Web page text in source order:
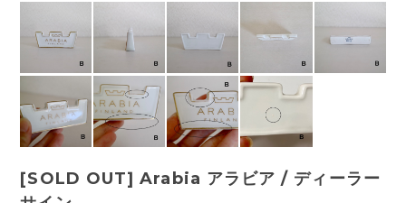
[SOLD OUT] Arabia アラビア / ディーラー